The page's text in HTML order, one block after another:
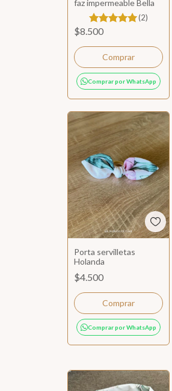
faz impermeable Bella
(2)
$8.500
Comprar por WhatsApp
Porta servilletas
Holanda
$4.500
Comprar por WhatsApp